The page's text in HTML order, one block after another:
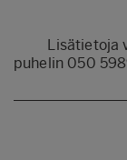
Lisätietoja
puhelin 050